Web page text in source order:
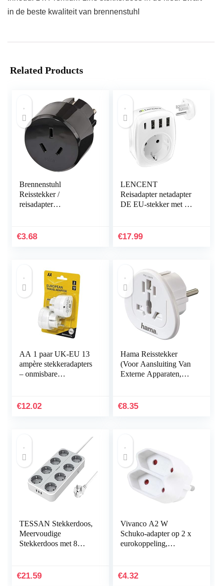
in de beste kwaliteit van brennenstuhl
Related Products
Brennenstuhl
Reisstekker /
reisadapter
en Australië, China
€3.68
LENCENT
Reisadapter netadapter
DE EU-stekker met 3
Amerika Canada
€17.99
AA 1 paar UK-EU 13
ampère stekkeradapters
– onmisbare
€12.02
Hama Reisstekker
(Voor Aansluiting Van
Externe Apparaten,
Enz) Op Duitse…
€8.35
TESSAN Stekkerdoos,
Meervoudige
Stekkerdoos met 8
Schakelaar,
€21.59
Vivanco A2 W
Schuko-adapter op 2 x
eurokoppeling,
€4.32